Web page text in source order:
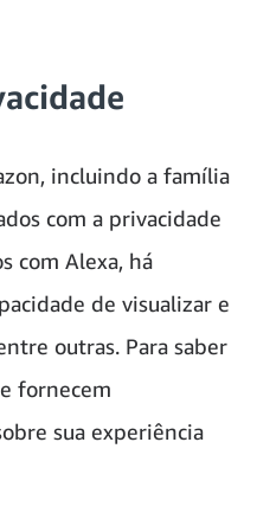
incluindo a família
com a privacidade
com Alexa, há
de visualizar e
outras. Para saber
fornecem
sua experiência